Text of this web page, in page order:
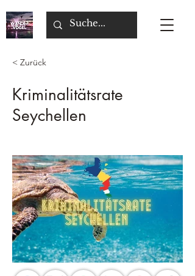
< Zurück
Kriminalitätsrate
Seychellen